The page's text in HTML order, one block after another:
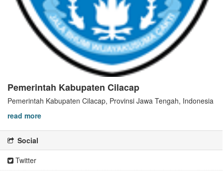
Pemerintah Kabupaten Cilacap
Pemerintah Kabupaten Cilacap, Provinsi Jawa Tengah, Indonesia
read more
Social
Twitter